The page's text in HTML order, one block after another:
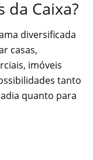
da Caixa?
diversificada
casas,
imóveis
tanto
quanto para